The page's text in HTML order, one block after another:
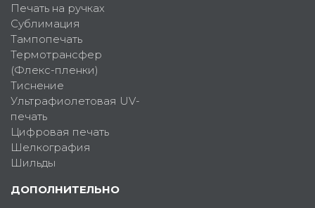
Печать на ручках
Сублимация
Тампопечать
Термотрансфер
(Флекс-пленки)
Тиснение
Ультрафиолетовая UV-
печать
Цифровая печать
Шелкография
Шильды
ДОПОЛНИТЕЛЬНО